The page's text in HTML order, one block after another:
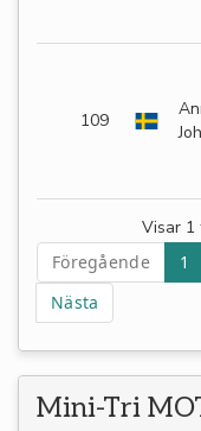
109
Visar
Föregående
1
Nästa
Mini-Tri